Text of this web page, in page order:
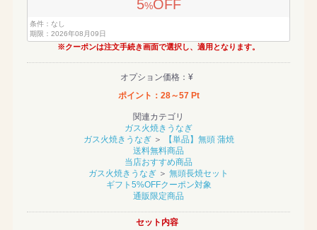
5%OFF
条件： なし
期限： 2026年08月09日
※クーポンは注文手続き画面で選択し、適用となります。
オプション価格：¥
ポイント： 28～57Pt
関連カテゴリ
ガス火焼きうなぎ
ガス火焼きうなぎ ＞
【単品】無頭 蒲焼
送料無料商品
当店おすすめ商品
ガス火焼きうなぎ ＞ 無頭長焼セット
ギフト5%OFFクーポン対象
通販限定商品
セット内容